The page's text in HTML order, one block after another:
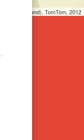
Esri (Thailand), TomTom, 2012